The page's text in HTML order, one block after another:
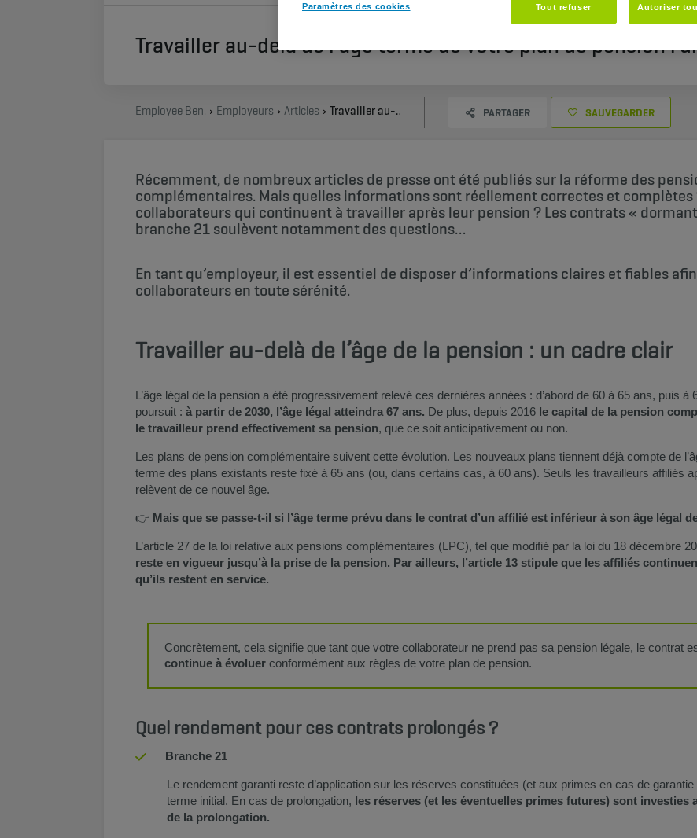
Travailler au-delà de l’âge terme de votre plan de pension :
Employee Benefits Employeurs Articles Travailler au-delà de l’âge terme de votre plan de pension PARTAGER SAUVEGARDER
Récemment, de nombreux articles de presse ont été publiés sur la réforme des
complémentaires. Mais quelles informations sont réellement correctes et complètes
collaborateurs qui continuent à travailler après leur pension ? Les contrats «
branche 21 soulèvent notamment des questions…
En tant qu’employeur, il est essentiel de disposer d’informations claires et fiables
collaborateurs en toute sérénité.
Travailler au-delà de l’âge de la pension : un cadre clair
L’âge légal de la pension a été progressivement relevé ces dernières années : d’abord de 60 à 65 ans, puis à
poursuit : à partir de 2030, l’âge légal atteindra 67 ans. De plus, depuis 2016 le capital de la pension
le travailleur prend effectivement sa pension, que ce soit anticipativement ou non.
Les plans de pension complémentaire suivent cette évolution. Les nouveaux plans tiennent déjà compte de
terme des plans existants reste fixé à 65 ans (ou, dans certains cas, à 60 ans). Seuls les travailleurs affiliés
relèvent de ce nouvel âge.
👉 Mais que se passe-t-il si l’âge terme prévu dans le contrat d’un affilié est inférieur à son âge légal
L’article 27 de la loi relative aux pensions complémentaires (LPC), tel que modifié par la loi du 18 décembre
reste en vigueur jusqu’à la prise de la pension. Par ailleurs, l’article 13 stipule que les affiliés
qu’ils restent en service.
Concrètement, cela signifie que tant que votre collaborateur ne prend pas sa pension légale, le contrat
continue à évoluer conformément aux règles de votre plan de pension.
Quel rendement pour ces contrats prolongés ?
Branche 21
Le rendement garanti reste d’application sur les réserves constituées (et aux primes en cas de
terme initial. En cas de prolongation, les réserves (et les éventuelles primes futures) sont investies
de la prolongation.
Paramètres des cookies Tout refuser Autoriser